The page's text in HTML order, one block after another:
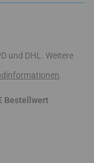
und DHL. Weitere
Bestellwert